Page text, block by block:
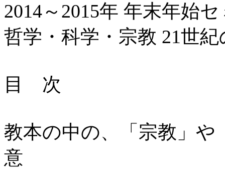
2014～2015年 年末年始
哲学・科学・宗教 21世
目 次
教本の中の、「宗教」や
意